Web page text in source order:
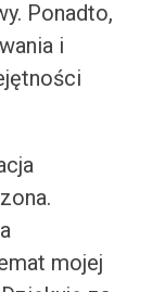
Ponadto,
i
mojej